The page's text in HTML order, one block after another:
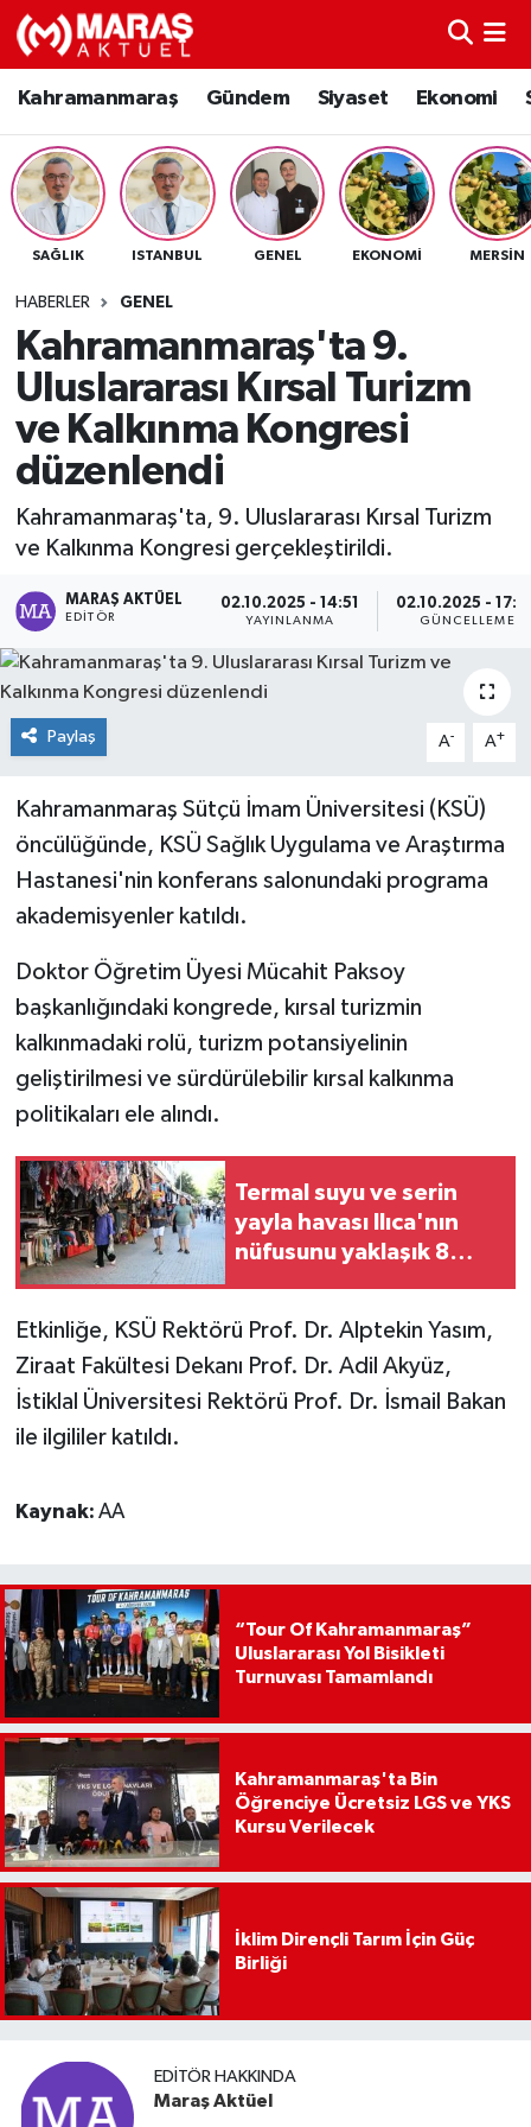
Kahramanmaraş Gündem Siyaset Ekonomi
SAĞLIK ISTANBUL GENEL EKONOMI MERSIN
HABERLER GENEL
Kahramanmaraş'ta 9.
Uluslararası Kırsal Turizm
ve Kalkınma Kongresi
düzenlendi
Kahramanmaraş'ta, 9. Uluslararası Kırsal Turizm
ve Kalkınma Kongresi gerçekleştirildi.
MARAŞ AKTÜEL
EDITÖR
02.10.2025 - 14:51
YAYINLANMA
02.10.2025 -
GÜNCELLEME
Paylaş A- A+
Kahramanmaraş Sütçü İmam Üniversitesi (KSÜ)
öncülüğünde, KSÜ Sağlık Uygulama ve Araştırma
Hastanesi'nin konferans salonundaki programa
akademisyenler katıldı.
Doktor Öğretim Üyesi Mücahit Paksoy
başkanlığındaki kongrede, kırsal turizmin
kalkınmadaki rolü, turizm potansiyelinin
geliştirilmesi ve sürdürülebilir kırsal kalkınma
politikaları ele alındı.
Termal suyu ve serin
yayla havası Ilıca'nın
nüfusunu yaklaşık 8
Etkinliğe, KSÜ Rektörü Prof. Dr. Alptekin Yasım,
Ziraat Fakültesi Dekanı Prof. Dr. Adil Akyüz,
İstiklal Üniversitesi Rektörü Prof. Dr. İsmail Bakan
ile ilgililer katıldı.
Kaynak: AA
“Tour Of Kahramanmaraş”
Uluslararası Yol Bisikleti
Turnuvası Tamamlandı
Kahramanmaraş'ta Bin
Öğrenciye Ücretsiz LGS ve YKS
Kursu Verilecek
İklim Dirençli Tarım İçin Güç
Birliği
EDITÖR HAKKINDA
Maraş Aktüel
Kahramanmaraş
Gündem
Siyaset
Spor
Sağlık
Teknoloji
Eğitim
Nöbetçi Eczaneler
Hava Durumu
Namaz Vakitleri
TFF 3.Lig 4.Grup Puan Durumu ve Fikstür
Tüm Manşetler
Son Dakika Haberleri
Haber Arşivi